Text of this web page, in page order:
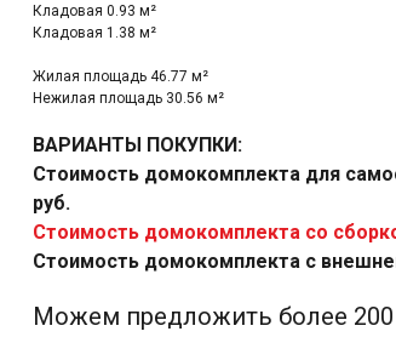
Кладовая 0.93 м²
Кладовая 1.38 м²
Жилая площадь 46.77 м²
Нежилая площадь 30.56 м²
ВАРИАНТЫ ПОКУПКИ:
Стоимость домокомплекта для
руб.
Стоимость домокомплекта со
Стоимость домокомплекта с
Можем предложить более 200